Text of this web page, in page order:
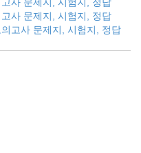
사 문제지, 시험지, 정답
고사 문제지, 시험지, 정답